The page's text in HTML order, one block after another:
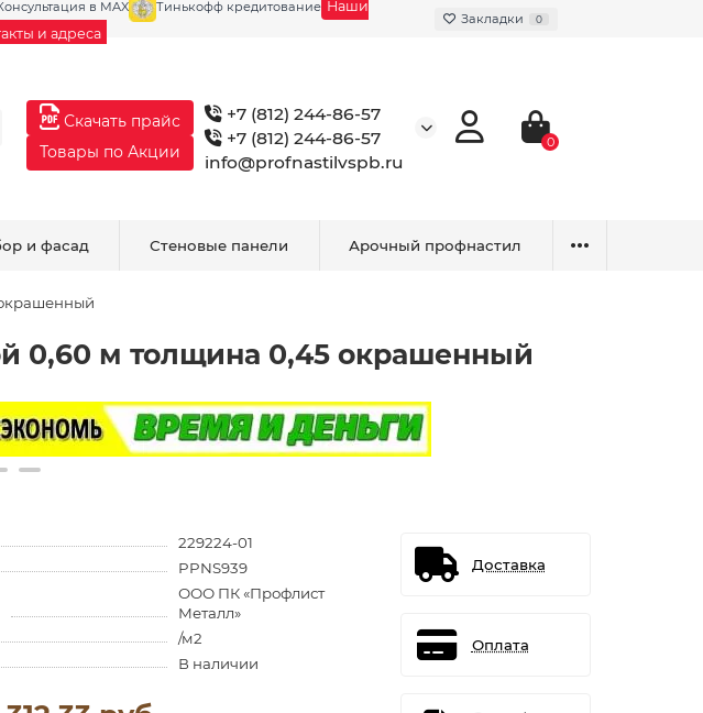
Галерея
в MAX Тинькофф кредитование Наши
и адреса
Закладки 0
Скачать прайс
Товары по Акции
+7 (812) 244-86-57
+7 (812) 244-86-57
info@profnastilvspb.ru
0
и фасад Стеновые панели Арочный профнастил
0,60 м толщина 0,45 окрашенный
229224-01
PPNS939
ООО ПК «Профлист
Металл»
/м2
В наличии
Доставка
Оплата